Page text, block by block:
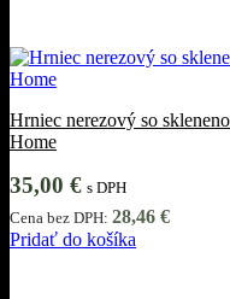
Hrniec nerezový so
Home
35,00 € s DPH
Cena bez DPH: 28,46 €
Pridať do košíka